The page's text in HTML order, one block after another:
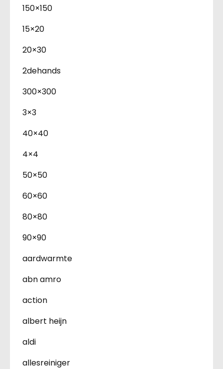
150×150
15×20
20×30
2dehands
300×300
3×3
40×40
4×4
50×50
60×60
80×80
90×90
aardwarmte
abn amro
action
albert heijn
aldi
allesreiniger